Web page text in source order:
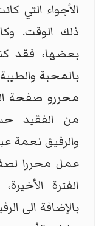
الأجواء التي
ذلك الوقت.
بعضها، فقد
بالمحبة
محررو صفحة
من الفقيد
والرفيق نعمة
عمل محررا
الفترة
بالإضافة الى